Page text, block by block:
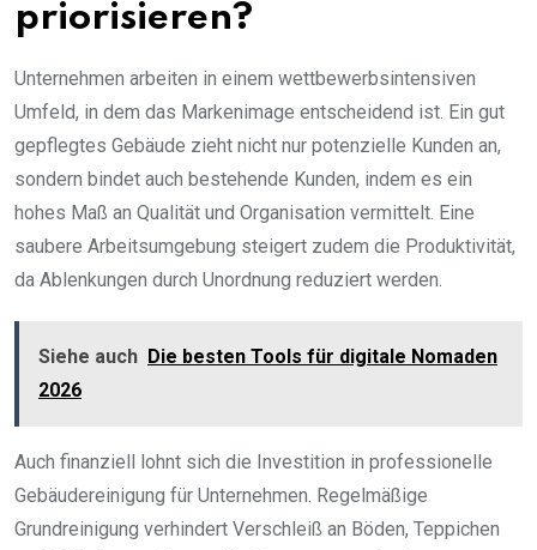
priorisieren?
Unternehmen arbeiten in einem wettbewerbsintensiven
Umfeld, in dem das Markenimage entscheidend ist. Ein gut
gepflegtes Gebäude zieht nicht nur potenzielle Kunden an,
sondern bindet auch bestehende Kunden, indem es ein
hohes Maß an Qualität und Organisation vermittelt. Eine
saubere Arbeitsumgebung steigert zudem die Produktivität,
da Ablenkungen durch Unordnung reduziert werden.
Siehe auch Die besten Tools für digitale Nomaden
2026
Auch finanziell lohnt sich die Investition in professionelle
Gebäudereinigung für Unternehmen. Regelmäßige
Grundreinigung verhindert Verschleiß an Böden, Teppichen